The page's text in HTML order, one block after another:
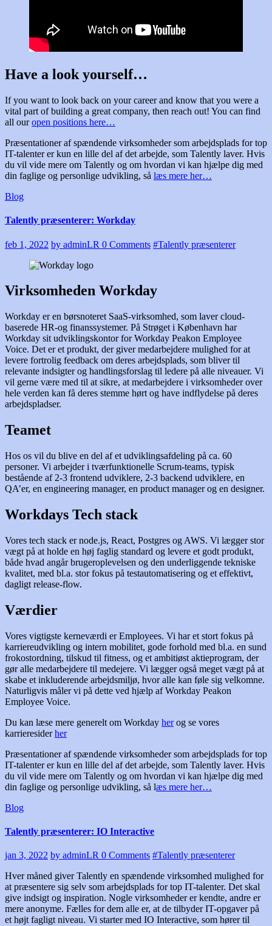
Have a look yourself…
If you want to look back on your career and know that you were a
vital part of building a great company, then reach out! You can find
all ouropen positions here…
Præsentationer af spændende virksomheder som arbejdsplads for top
IT-talenter er kun en lille del af det arbejde, som Talently laver. Hvis
du vil vide mere om Talently og om hvordan vi kan hjælpe dig med
din faglige og personlige udvikling, så læs mere her…
Blog
Talently præsenterer: Workday
feb 1, 2022 by adminLR 0 Comments #Talently præsenterer
Virksomheden Workday
Workday er en børsnoteret SaaS-virksomhed, som laver cloud-
baserede HR-og finanssystemer. På Strøget i København har
Workday sit udviklingskontor for Workday Peakon Employee
Voice. Det er et produkt, der giver medarbejdere mulighed for at
levere fortrolig feedback om deres arbejdsplads, som bliver til
relevante indsigter og handlingsforslag til ledere på alle niveauer. Vi
vil gerne være med til at sikre, at medarbejdere i virksomheder over
hele verden kan få deres stemme hørt og have indflydelse på deres
arbejdspladser.
Teamet
Hos os vil du blive en del af et udviklingsafdeling på ca. 60
personer. Vi arbejder i tværfunktionelle Scrum-teams, typisk
bestående af 2-3 frontend udviklere, 2-3 backend udviklere, en
QA’er, en engineering manager, en product manager og en designer.
Workdays Tech stack
Vores tech stack er node.js, React, Postgres og AWS. Vi lægger stor
vægt på at holde en høj faglig standard og levere et godt produkt,
både hvad angår brugeroplevelsen og den underliggende tekniske
kvalitet, med bl.a. stor fokus på testautomatisering og et effektivt,
dagligt release-flow.
Værdier
Vores vigtigste kerneværdi er Employees. Vi har et stort fokus på
karriereudvikling og intern mobilitet, gode forhold med bl.a. en sund
frokostordning, tilskud til fitness, og et ambitiøst aktieprogram, der
gør alle medarbejdere til medejere. Vi lægger også meget vægt på at
skabe et inkluderende arbejdsmiljø, hvor alle kan føle sig velkomne.
Naturligvis måler vi på dette ved hjælp af Workday Peakon
Employee Voice.
Du kan læse mere generelt om Workday herog se vores
karrieresiderher
Præsentationer af spændende virksomheder som arbejdsplads for top
IT-talenter er kun en lille del af det arbejde, som Talently laver. Hvis
du vil vide mere om Talently og om hvordan vi kan hjælpe dig med
din faglige og personlige udvikling, så læs mere her…
Blog
Talently præsenterer: IO Interactive
jan 3, 2022 by adminLR 0 Comments #Talently præsenterer
Hver måned giver Talently en spændende virksomhed mulighed for
at præsentere sig selv som arbejdsplads for top IT-talenter. Det skal
give indsigt og inspiration. Nogle virksomheder er kendte, andre er
mere anonyme. Fælles for dem alle er, at de tilbyder IT-opgaver på
et højt fagligt niveau. Vi starter med IO Interactive, som hører til